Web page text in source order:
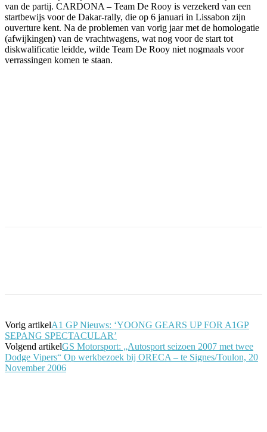
van de partij. CARDONA – Team De Rooy is verzekerd van een
startbewijs voor de Dakar-rally, die op 6 januari in Lissabon zijn
ouverture kent. Na de problemen van vorig jaar met de homologatie
(afwijkingen) van de vrachtwagens, wat nog voor de start tot
diskwalificatie leidde, wilde Team De Rooy niet nogmaals voor
verrassingen komen te staan.
Vorig artikelA1 GP Nieuws: ‘YOONG GEARS UP FOR A1GP
SEPANG SPECTACULAR’
Volgend artikelGS Motorsport: „Autosport seizoen 2007 met twee
Dodge Vipers“ Op werkbezoek bij ORECA – te Signes/Toulon, 20
November 2006